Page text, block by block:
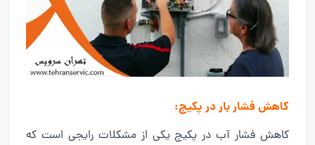
کاهش فشار بار در پکیج:
کاهش فشار آب در پکیج یکی از مشکلات رایجی است که